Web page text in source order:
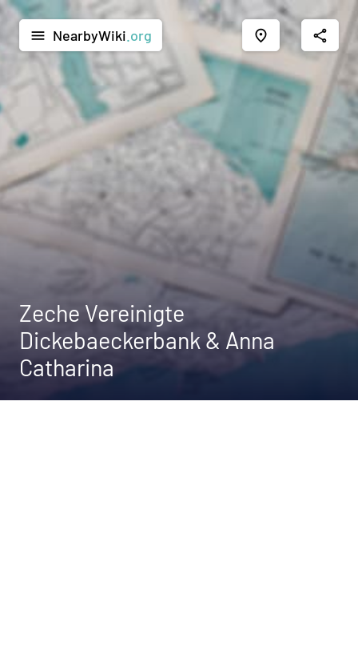
menu NearbyWiki .org place share
Zeche Vereinigte
Dickebaeckerbank & Anna
Catharina